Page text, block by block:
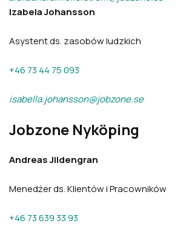
Izabela Johansson
Asystent ds. zasobów ludzkich
+46 73 44 75 093
isabella.johansson@jobzone.se
Jobzone Nyköping
Andreas Jildengran
Menedżer ds. Klientów i Pracowników
+46 73 639 33 93